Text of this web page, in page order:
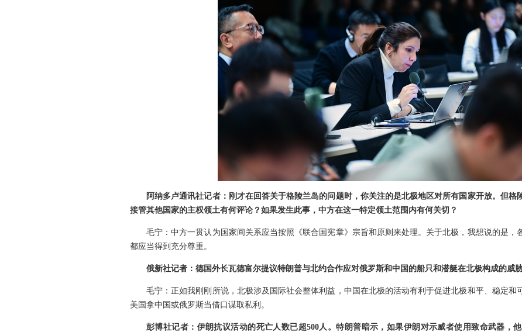
阿纳多卢通讯社记者：刚才在回答关于格陵兰岛的问题时，你关注的是北极地区对所有国家开放。但格
接管其他国家的主权领土有何评论？如果发生此事，中方在这一特定领土范围内有何关切？
毛宁：中方一贯认为国家间关系应当按照《联合国宪章》宗旨和原则来处理。关于北极，我想说的是，
都应当得到充分尊重。
俄新社记者：德国外长瓦德富尔提议特朗普与北约合作应对俄罗斯和中国的船只和潜艇在北极构成的威
毛宁：正如我刚刚所说，北极涉及国际社会整体利益，中国在北极的活动有利于促进北极和平、稳定和
美国拿中国或俄罗斯当借口谋取私利。
彭博社记者：伊朗抗议活动的死亡人数已超500人。特朗普暗示，如果伊朗对示威者使用致命武器，